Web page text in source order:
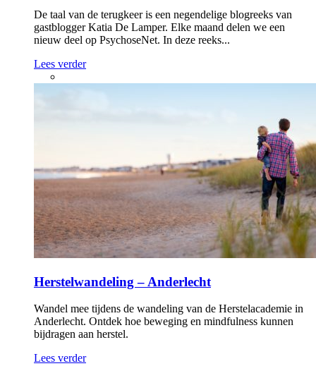
De taal van de terugkeer is een negendelige blogreeks van
gastblogger Katia De Lamper. Elke maand delen we een
nieuw deel op PsychoseNet. In deze reeks...
Lees verder
Herstelwandeling – Anderlecht
Wandel mee tijdens de wandeling van de Herstelacademie in
Anderlecht. Ontdek hoe beweging en mindfulness kunnen
bijdragen aan herstel.
Lees verder